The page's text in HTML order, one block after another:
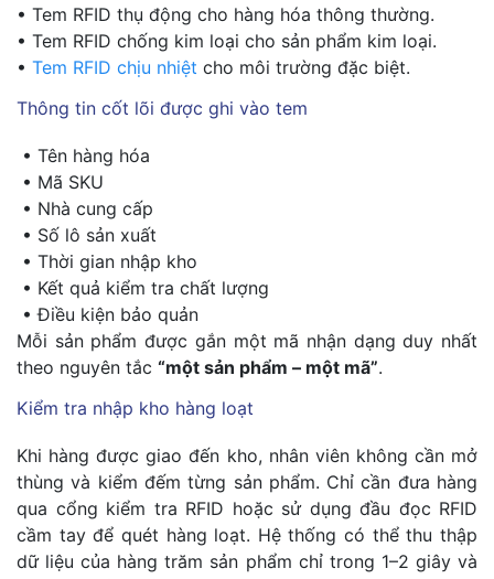
• Tem RFID thụ động cho hàng hóa thông thường.
• Tem RFID chống kim loại cho sản phẩm kim loại.
• Tem RFID chịu nhiệt cho môi trường đặc biệt.
Thông tin cốt lõi được ghi vào tem
• Tên hàng hóa
• Mã SKU
• Nhà cung cấp
• Số lô sản xuất
• Thời gian nhập kho
• Kết quả kiểm tra chất lượng
• Điều kiện bảo quản
Mỗi sản phẩm được gắn một mã nhận dạng duy nhất
theo nguyên tắc “một sản phẩm – một mã”.
Kiểm tra nhập kho hàng loạt
Khi hàng được giao đến kho, nhân viên không cần mở
thùng và kiểm đếm từng sản phẩm. Chỉ cần đưa hàng
qua cổng kiểm tra RFID hoặc sử dụng đầu đọc RFID
cầm tay để quét hàng loạt. Hệ thống có thể thu thập
dữ liệu của hàng trăm sản phẩm chỉ trong 1–2 giây và